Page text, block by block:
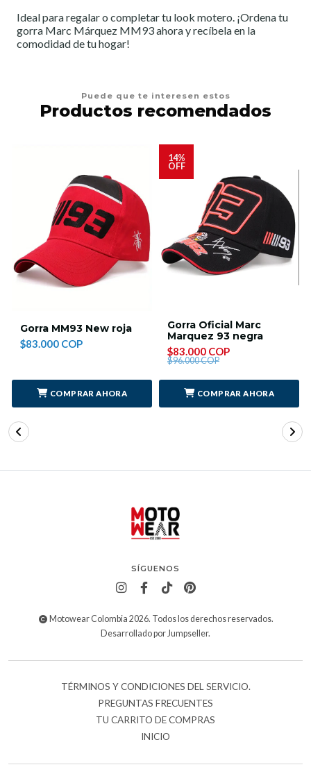
Ideal para regalar o completar tu look motero. ¡Ordena tu
gorra Marc Márquez MM93 ahora y recíbela en la
comodidad de tu hogar!
Puede que te interesen estos
Productos recomendados
Gorra MM93 New roja
$83.000 COP
COMPRAR AHORA
14%
OFF
Gorra Oficial Marc
Marquez 93 negra
$83.000 COP
$96.000 COP
COMPRAR AHORA
SÍGUENOS
Motowear Colombia 2026. Todos los derechos reservados.
Desarrollado por Jumpseller.
TÉRMINOS Y CONDICIONES DEL SERVICIO.
PREGUNTAS FRECUENTES
TU CARRITO DE COMPRAS
INICIO